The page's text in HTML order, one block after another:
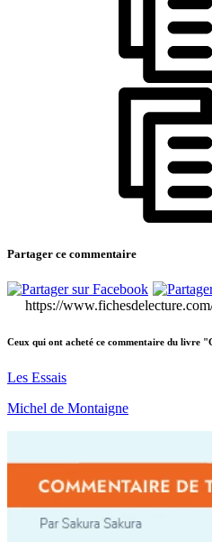
Partager ce commentaire
https://
Ceux qui ont acheté ce commentaire du livre
Les Essais
Michel de Montaigne